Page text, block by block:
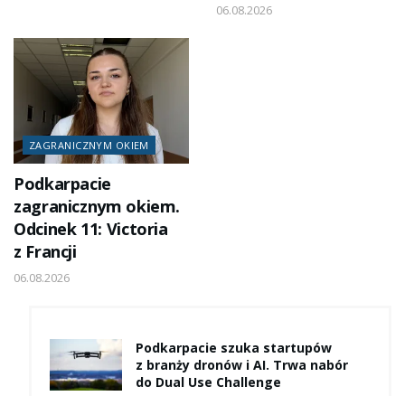
06.08.2026
ZAGRANICZNYM OKIEM
Podkarpacie
zagranicznym okiem.
Odcinek 11: Victoria
z Francji
06.08.2026
Podkarpacie szuka startupów
z branży dronów i AI. Trwa nabór
do Dual Use Challenge